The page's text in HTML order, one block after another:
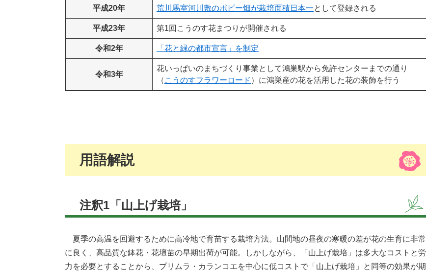
平成20年 荒川馬室河川敷のポピー畑が栽培面積日本一として登録される
平成23年 第1回こうのす花まつりが開催される
令和2年 「花と緑の都市宣言」を制定
令和3年
花いっぱいのまちづくり事業として鴻巣駅から免許センターまでの通り
（ こうのすフラワーロード ）に鴻巣産の花を活用した花の装飾を行う
用語解説
注釈1「山上げ栽培」
夏季の高温を回避するために高冷地で育苗する栽培方法。山間地の昼夜の寒暖の差が花の生育に非常
に良く、高品質な鉢花・花壇苗の早期出荷が可能。しかしながら、「山上げ栽培」は多大なコストと労
力を必要とすることから、プリムラ・カランコエを中心に低コストで「山上げ栽培」と同等の効果が期